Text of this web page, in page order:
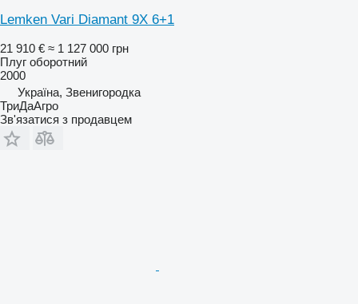
Lemken Vari Diamant 9X 6+1
21 910 € ≈ 1 127 000 грн
Плуг оборотний
2000
Україна, Звенигородка
ТриДаАгро
Зв'язатися з продавцем